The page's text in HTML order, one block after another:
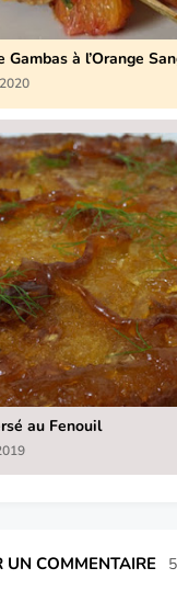
Gambas à l’Orange
au Fenouil
UN COMMENTAIRE